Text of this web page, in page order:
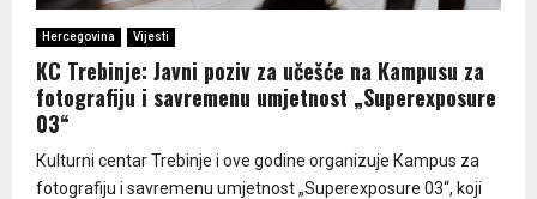
Hercegovina Vijesti
KC Trebinje: Javni poziv za učešće na Кampusu za
fotografiju i savremenu umjetnost „Superexposure
03“
Кulturni centar Trebinje i ove godine organizuje Кampus za
fotografiju i savremenu umjetnost „Superexposure 03“, koji